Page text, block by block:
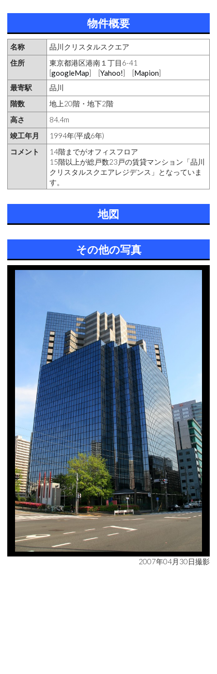
物件概要
名称
品川クリスタルスクエア
住所
東京都港区港南１丁目6-41
[googleMap] [Yahoo!] [Mapion]
最寄駅
品川
階数
地上20階・地下2階
高さ
84.4m
竣工年月
1994年(平成6年)
コメント
14階までがオフィスフロア
15階以上が総戸数23戸の賃貸マンション「品川
クリスタルスクエアレジデンス」となっていま
す。
地図
その他の写真
2007年04月30日撮影